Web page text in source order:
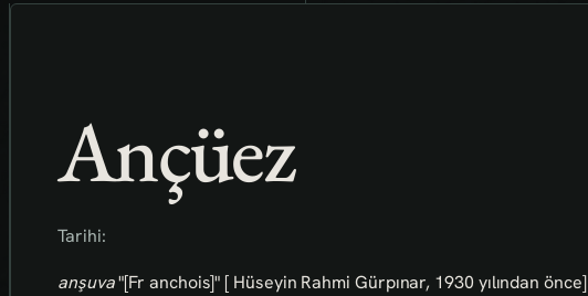
Ançüez
Tarihi:
anşuva"[Fr anchois]" [ Hüseyin Rahmi Gürpınar, 1930 yılından önce]